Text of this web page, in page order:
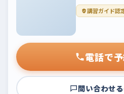
講習ガイド認
電話で
問い合わせる